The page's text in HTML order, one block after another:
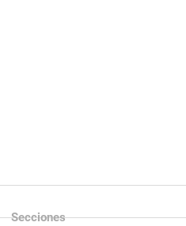
Secciones